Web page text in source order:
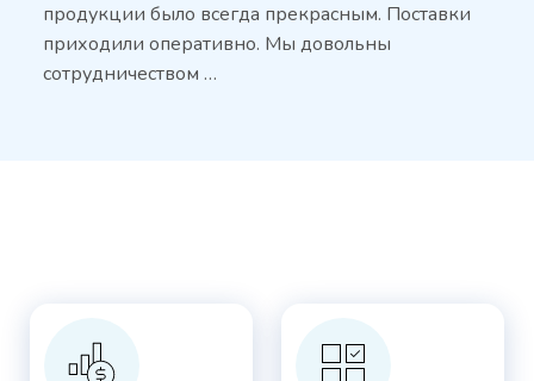
продукции было всегда прекрасным. Поставки
приходили оперативно. Мы довольны
сотрудничеством …